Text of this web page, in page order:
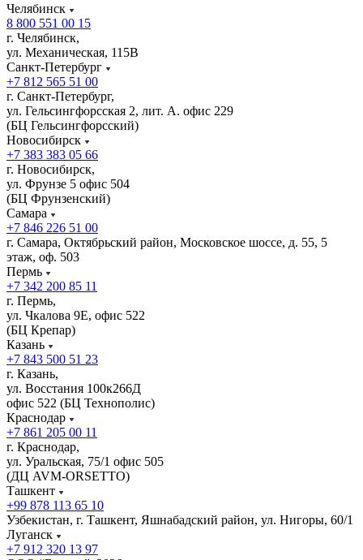
Челябинск
8 800 551 00 15
г. Челябинск,
ул. Механическая, 115В
Санкт-Петербург
+7 812 565 51 00
г. Санкт-Петербург,
ул. Гельсингфорсская 2, лит. А. офис 229
(БЦ Гельсингфорсский)
Новосибирск
+7 383 383 05 66
г. Новосибирск,
ул. Фрунзе 5 офис 504
(БЦ Фрунзенский)
Самара
+7 846 226 51 00
г. Самара, Октябрьский район, Московское шоссе, д. 55, 5
этаж, оф. 503
Пермь
+7 342 200 85 11
г. Пермь,
ул. Чкалова 9Е, офис 522
(БЦ Крепар)
Казань
+7 843 500 51 23
г. Казань,
ул. Восстания 100к266Д
офис 522 (БЦ Технополис)
Краснодар
+7 861 205 00 11
г. Краснодар,
ул. Уральская, 75/1 офис 505
(ДЦ AVM-ORSETTO)
Ташкент
+99 878 113 65 10
Узбекистан, г. Ташкент, Яшнабадский район, ул. Нигоры, 60/1
Луганск
+7 912 320 13 97